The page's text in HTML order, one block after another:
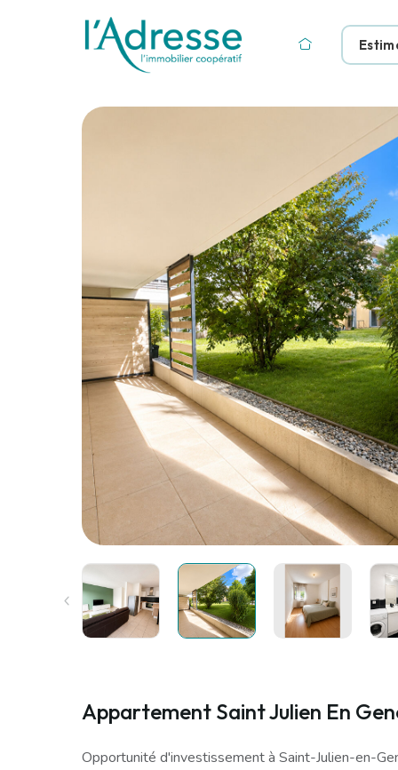
Appartement Saint Julien En
Opportunité d'investissement à Saint-Julien-en-